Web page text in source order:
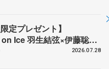
定プレゼント】
on Ice 羽生結弦×伊藤聡美
記念展の招待券を5名様
2026.07.28